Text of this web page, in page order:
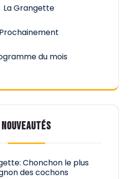
La Grangette
Prochainement
du mois
NOUVEAUTÉS
Chonchon le plus
des cochons